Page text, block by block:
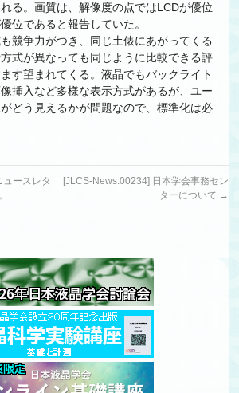
る。画質は、解像度の点ではLCDが優位
位であると報告していた。
競争力がつき、同じ土俵にあがってくる
式が異なっても同じように比較できる評
す望まれてくる。液晶でもバックライト
挿入など多様な表示方式があるが、ユー
どう見えるかが問題なので、標準化は必
ースレタ
[JLCS-News:00234] 日本学会事務セン
ターについて →